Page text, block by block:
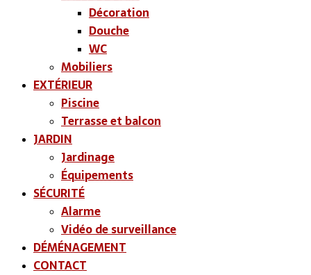
Décoration
Douche
WC
Mobiliers
EXTÉRIEUR
Piscine
Terrasse et balcon
JARDIN
Jardinage
Équipements
SÉCURITÉ
Alarme
Vidéo de surveillance
DÉMÉNAGEMENT
CONTACT